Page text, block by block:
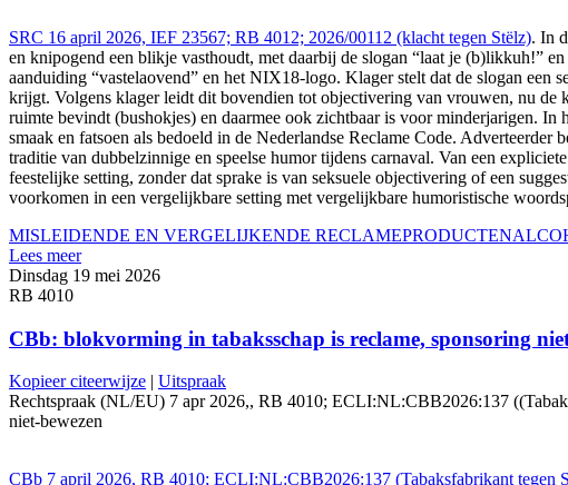
SRC 16 april 2026, IEF 23567; RB 4012; 2026/00112 (klacht tegen Stëlz). In
en knipogend een blikje vasthoudt, met daarbij de slogan “laat je (b)likkuh!”
aanduiding “vastelaovend” en het NIX18-logo. Klager stelt dat de slogan een
krijgt. Volgens klager leidt dit bovendien tot objectivering van vrouwen, nu
ruimte bevindt (bushokjes) en daarmee ook zichtbaar is voor minderjarigen.
smaak en fatsoen als bedoeld in de Nederlandse Reclame Code.
traditie van dubbelzinnige en speelse humor tijdens carnaval. Van een
feestelijke setting, zonder dat sprake is van seksuele objectivering of een
voorkomen in een vergelijkbare setting met vergelijkbare humoristische
MISLEIDENDE EN VERGELIJKENDE RECLAMEPRODUCTEN
Lees meer
Dinsdag 19 mei 2026
RB 4010
CBb: blokvorming in tabaksschap is reclame, sponsoring
Kopieer citeerwijze | Uitspraak
Rechtspraak (NL/EU) 7 apr 2026,, RB 4010; ECLI:NL:CBB2026:137
niet-bewezen
CBb 7 april 2026, RB 4010; ECLI:NL:CBB2026:137 (Tabaksfabrikant tegen